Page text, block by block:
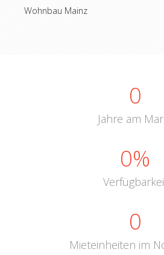
Wohnbau Mainz
0
Jahre am
0%
0
Mieteinheiten im